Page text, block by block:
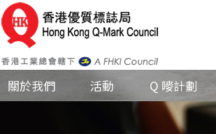
關於我們 活動 Q 嘜計劃